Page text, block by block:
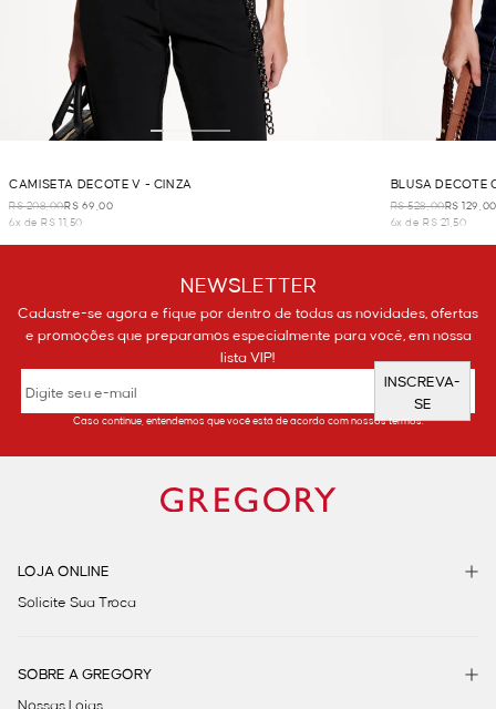
CAMISETA DECOTE V - CINZA
R$ 208,00R$ 69,00
6x de R$ 11,50
BLUSA DECOTE
R$ 528,00R$ 129,00
6x de R$ 21,50
NEWSLETTER
Cadastre-se agora e fique por dentro de todas as novidades, ofertas
e promoções que preparamos especialmente para você, em nossa
lista VIP!
INSCREVA-
SE
Caso continue, entendemos que você está de acordo com nossos termos.
LOJA ONLINE
Solicite Sua Troca
SOBRE A GREGORY